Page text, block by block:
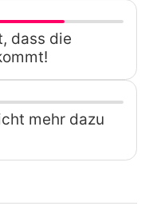
dass die
mehr dazu